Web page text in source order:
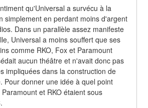
qu'Universal a survécu à la
simplement en perdant moins d'argent
Dans un parallèle assez manifeste
Universal a moins souffert que ses
comme RKO, Fox et Paramount
aucun théâtre et n'avait donc pas
impliquées dans la construction de
Pour donner une idée à quel point
et RKO étaient sous